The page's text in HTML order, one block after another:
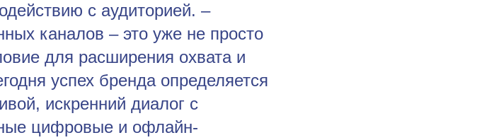
с аудиторией. –
каналов – это уже не просто
для расширения охвата и
успех бренда определяется
искренний диалог с
цифровые и офлайн-